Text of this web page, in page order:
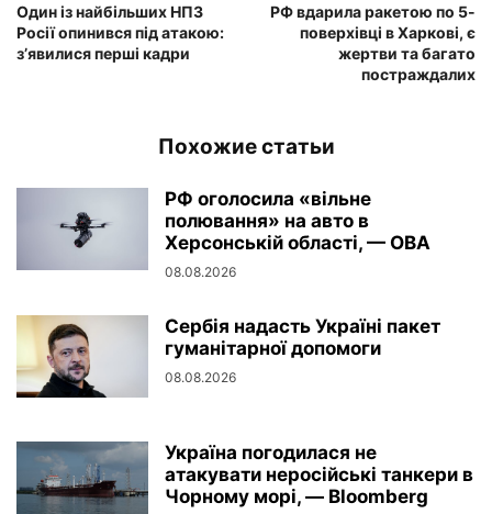
Один із найбільших НПЗ
Росії опинився під атакою:
з’явилися перші кадри
РФ вдарила ракетою по 5-
поверхівці в Харкові, є
жертви та багато
постраждалих
Похожие статьи
РФ оголосила «вільне
полювання» на авто в
Херсонській області, — ОВА
08.08.2026
Сербія надасть Україні пакет
гуманітарної допомоги
08.08.2026
Україна погодилася не
атакувати неросійські танкери в
Чорному морі, — Bloomberg